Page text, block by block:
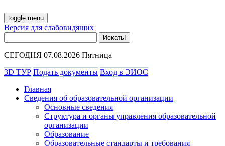
toggle menu
Версия для слабовидящих
СЕГОДНЯ 07.08.2026 Пятница
3D ТУР Подать документы Вход в ЭИОС
Главная
Сведения об образовательной организации
Основные сведения
Структура и органы управления образовательной
организации
Образование
Образовательные стандарты и требования